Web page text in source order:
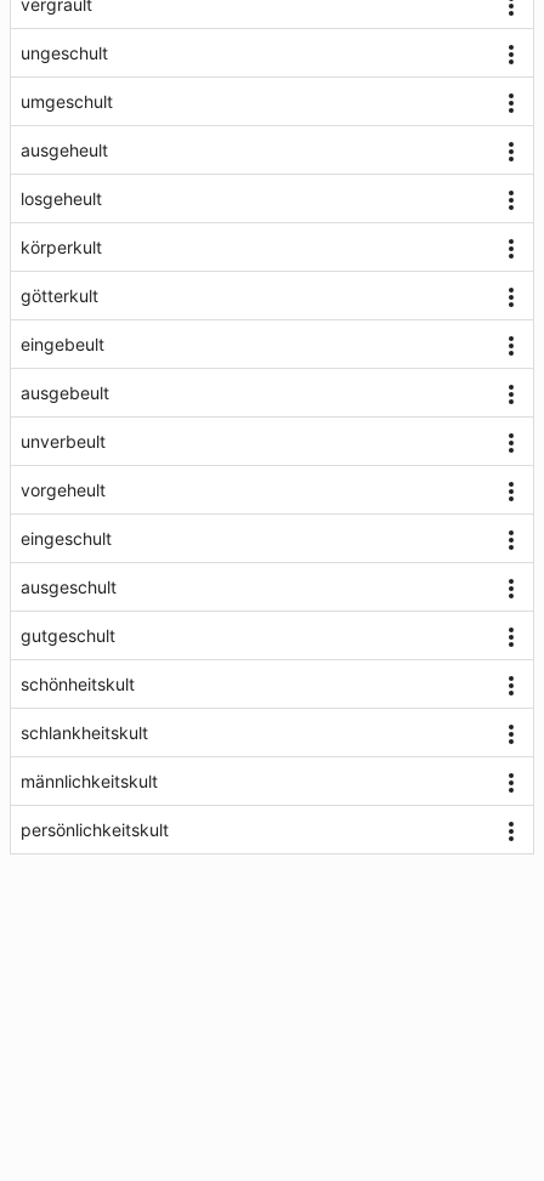
vergrault
ungeschult
umgeschult
ausgeheult
losgeheult
körperkult
götterkult
eingebeult
ausgebeult
unverbeult
vorgeheult
eingeschult
ausgeschult
gutgeschult
schönheitskult
schlankheitskult
männlichkeitskult
persönlichkeitskult